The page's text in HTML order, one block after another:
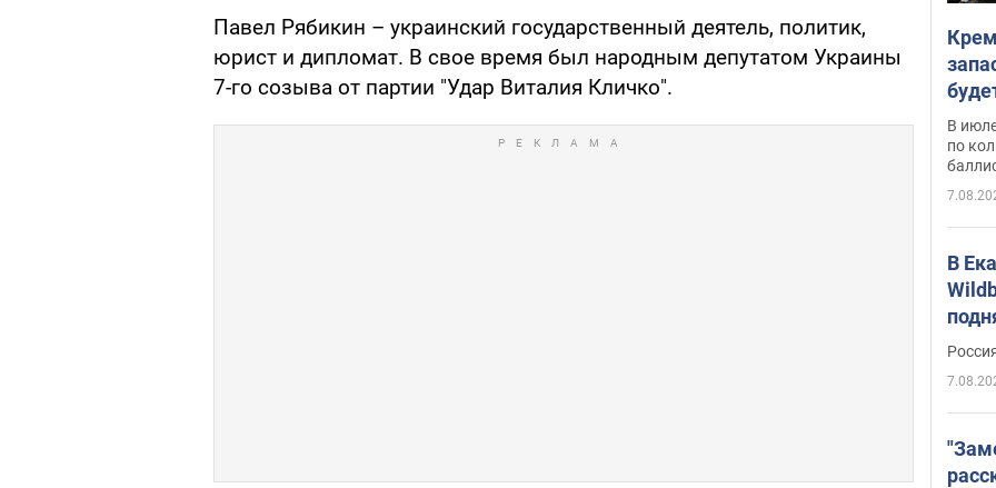
Павел Рябикин – украинский государственный деятель, политик,
юрист и дипломат. В свое время был народным депутатом Украины
7-го созыва от партии "Удар Виталия Кличко".
В
по
В